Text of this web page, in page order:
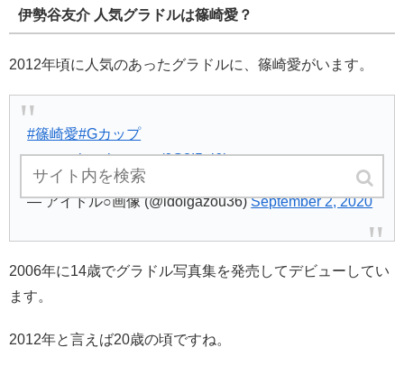
伊勢谷友介 人気グラドルは篠崎愛？
2012年頃に人気のあったグラドルに、篠崎愛がいます。
#篠崎愛#Gカップ
エロいpic.twitter.com/6G3I5pi6ka
— アイドル○画像 (@idolgazou36)September 2, 2020
2006年に14歳でグラドル写真集を発売してデビューしてい
ます。
2012年と言えば20歳の頃ですね。